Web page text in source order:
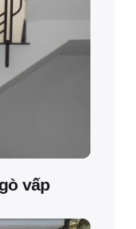
vấp